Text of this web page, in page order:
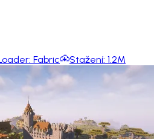
Fabric Stažení: 1.2M